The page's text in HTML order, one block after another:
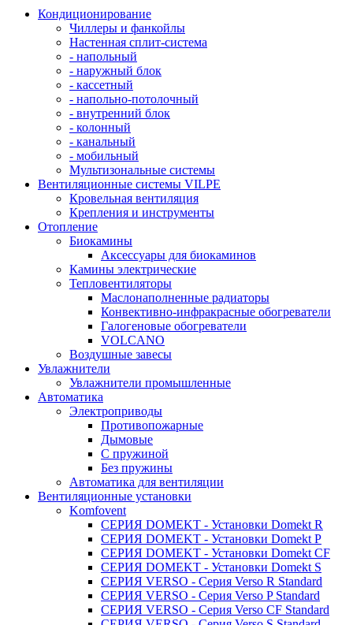
Кондиционирование
Чиллеры и фанкойлы
Настенная сплит-система
- напольный
- наружный блок
- кассетный
- напольно-потолочный
- внутренний блок
- колонный
- канальный
- мобильный
Мультизональные системы
Вентиляционные системы VILPE
Кровельная вентиляция
Крепления и инструменты
Отопление
Биокамины
Аксессуары для биокаминов
Камины электрические
Тепловентиляторы
Маслонаполненные радиаторы
Конвективно-инфракрасные обогреватели
Галогеновые обогреватели
VOLCANO
Воздушные завесы
Увлажнители
Увлажнители промышленные
Автоматика
Электроприводы
Противопожарные
Дымовые
С пружиной
Без пружины
Автоматика для вентиляции
Вентиляционные установки
Komfovent
СЕРИЯ DOMEKT - Установки Domekt R
СЕРИЯ DOMEKT - Установки Domekt P
СЕРИЯ DOMEKT - Установки Domekt CF
СЕРИЯ DOMEKT - Установки Domekt S
СЕРИЯ VERSO - Сepия Verso R Standard
СЕРИЯ VERSO - Сepия Verso P Standard
СЕРИЯ VERSO - Сepия Verso CF Standard